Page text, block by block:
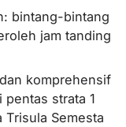
bintang-bintang
jam tanding
komprehensif
strata 1
Trisula Semesta